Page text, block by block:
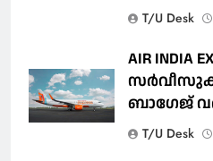
T/U Desk
AIR INDIA
ബാഗേജ്
T/U Desk